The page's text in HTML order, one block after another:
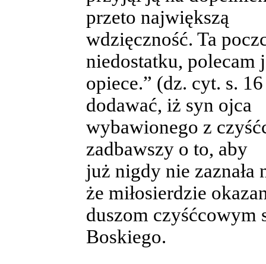
przeto największą
wdzięczność. Ta
niedostatku, polecam
opiece.” (dz. cyt. s.
dodawać, iż syn ojca
wybawionego z
zadbawszy o to, aby
już nigdy nie zaznała
że miłosierdzie
duszom czyśćcowym
Boskiego.